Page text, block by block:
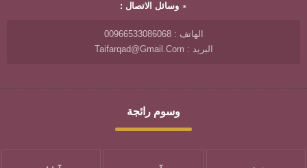
وسائل الاتصال :
الهاتف : 00966533086068
البريد : Taifarqad@gmail.com
وسوم رائجة